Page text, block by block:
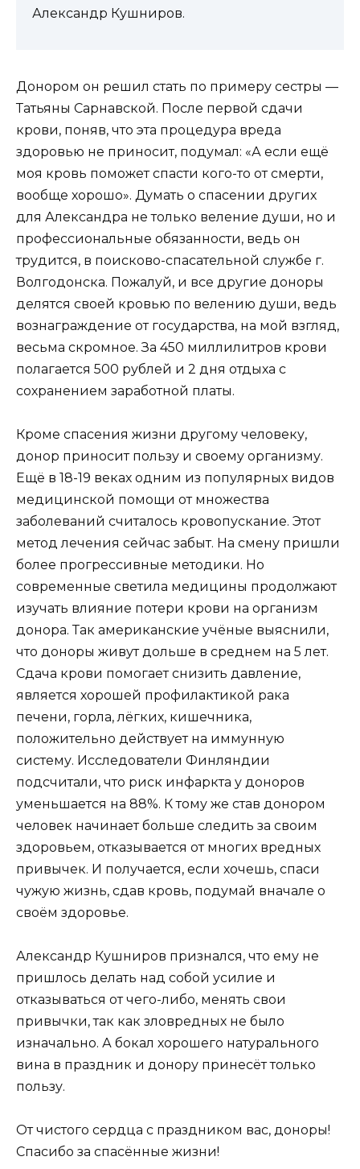
Александр Кушниров.
Донором он решил стать по примеру сестры —
Татьяны Сарнавской. После первой сдачи
крови, поняв, что эта процедура вреда
здоровью не приносит, подумал: «А если ещё
моя кровь поможет спасти кого-то от смерти,
вообще хорошо». Думать о спасении других
для Александра не только веление души, но и
профессиональные обязанности, ведь он
трудится, в поисково-спасательной службе г.
Волгодонска. Пожалуй, и все другие доноры
делятся своей кровью по велению души, ведь
вознаграждение от государства, на мой взгляд,
весьма скромное. За 450 миллилитров крови
полагается 500 рублей и 2 дня отдыха с
сохранением заработной платы.
Кроме спасения жизни другому человеку,
донор приносит пользу и своему организму.
Ещё в 18-19 веках одним из популярных видов
медицинской помощи от множества
заболеваний считалось кровопускание. Этот
метод лечения сейчас забыт. На смену пришли
более прогрессивные методики. Но
современные светила медицины продолжают
изучать влияние потери крови на организм
донора. Так американские учёные выяснили,
что доноры живут дольше в среднем на 5 лет.
Сдача крови помогает снизить давление,
является хорошей профилактикой рака
печени, горла, лёгких, кишечника,
положительно действует на иммунную
систему. Исследователи Финляндии
подсчитали, что риск инфаркта у доноров
уменьшается на 88%. К тому же став донором
человек начинает больше следить за своим
здоровьем, отказывается от многих вредных
привычек. И получается, если хочешь, спаси
чужую жизнь, сдав кровь, подумай вначале о
своём здоровье.
Александр Кушниров признался, что ему не
пришлось делать над собой усилие и
отказываться от чего-либо, менять свои
привычки, так как зловредных не было
изначально. А бокал хорошего натурального
вина в праздник и донору принесёт только
пользу.
От чистого сердца с праздником вас, доноры!
Спасибо за спасённые жизни!